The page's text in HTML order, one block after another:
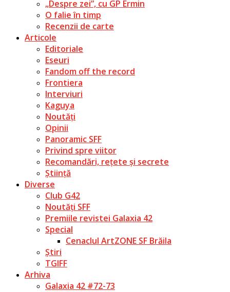
„Despre zei”, cu GP Ermin
O falie în timp
Recenzii de carte
Articole
Editoriale
Eseuri
Fandom off the record
Frontiera
Interviuri
Kaguya
Noutăți
Opinii
Panoramic SFF
Privind spre viitor
Recomandări, rețete și secrete
Știință
Diverse
Club G42
Noutăți SFF
Premiile revistei Galaxia 42
Special
Cenaclul ArtZONE SF Brăila
Știri
TGIFF
Arhiva
Galaxia 42 #72-73